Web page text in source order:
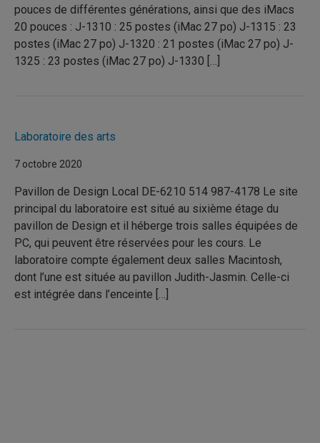
pouces de différentes générations, ainsi que des iMacs
20 pouces : J-1310 : 25 postes (iMac 27 po) J-1315 : 23
postes (iMac 27 po) J-1320 : 21 postes (iMac 27 po) J-
1325 : 23 postes (iMac 27 po) J-1330 […]
Laboratoire des arts
7 octobre 2020
Pavillon de Design Local DE-6210 514 987-4178 Le site
principal du laboratoire est situé au sixième étage du
pavillon de Design et il héberge trois salles équipées de
PC, qui peuvent être réservées pour les cours. Le
laboratoire compte également deux salles Macintosh,
dont l’une est située au pavillon Judith-Jasmin. Celle-ci
est intégrée dans l’enceinte […]